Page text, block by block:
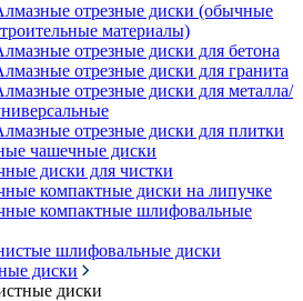
отрезные диски (обычные
материалы)
отрезные диски для бетона
отрезные диски для гранита
отрезные диски для металла/
отрезные диски для плитки
чашечные диски
диски для чистки
компактные диски на липучке
компактные шлифовальные
шлифовальные диски
диски
диски